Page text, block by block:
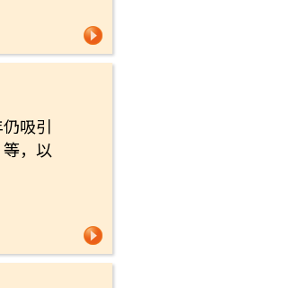
吸引
，以